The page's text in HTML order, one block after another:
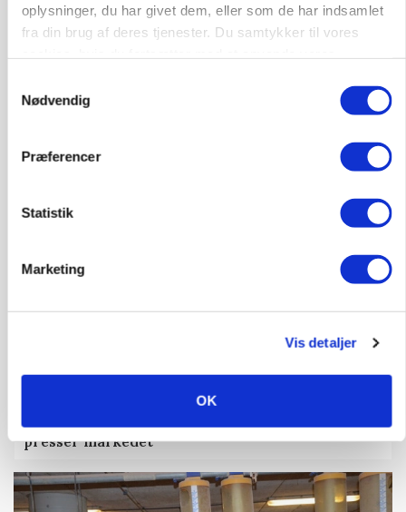
oplysninger, du har givet dem, eller som de har indsamlet
fra din brug af deres tjenester. Du samtykker til vores
Nødvendig
Præferencer
Statistik
Marketing
Vis detaljer
OK
Maskiner landmænd i gang
Prisgab på 20 kroner pr. kg vokser: Polsk kylling
presser markedet